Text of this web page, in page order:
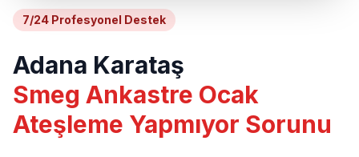
7/24 Profesyonel Destek
Adana Karataş
Smeg Ankastre Ocak
Ateşleme Yapmıyor Sorunu